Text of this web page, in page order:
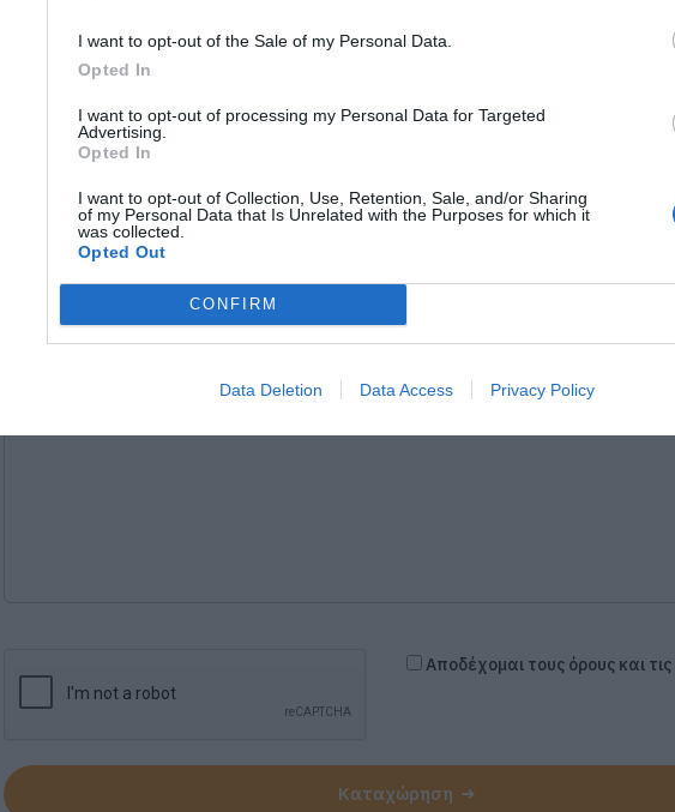
I want to opt-out of the Sale of my Personal Data.
Opted In
I want to opt-out of processing my Personal Data for Targeted
Advertising.
Opted In
I want to opt-out of Collection, Use, Retention, Sale, and/or Sharing
of my Personal Data that Is Unrelated with the Purposes for which it
was collected.
Opted Out
CONFIRM
Data Deletion Data Access Privacy Policy
Εταιρεία*
Τηλέφωνο* Email*
Πόλη*
Ταχ. Κωδ. Αντικείμενο Εταιρείας
Αποδέχομαι τους όρους και
Καταχώρηση